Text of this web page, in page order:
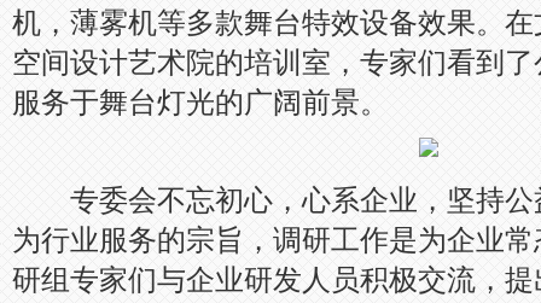
机，薄雾机等多款舞台特效设备效果。
空间设计艺术院的培训室，专家们看到
服务于舞台灯光的广阔前景。
专委会不忘初心，心系企业，坚持公
为行业服务的宗旨，调研工作是为企业
研组专家们与企业研发人员积极交流，